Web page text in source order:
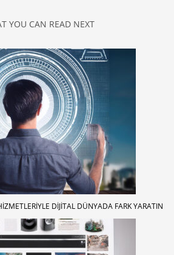
YOU CAN READ NEXT
DIJITAL DÜNYADA FARK YARATIN